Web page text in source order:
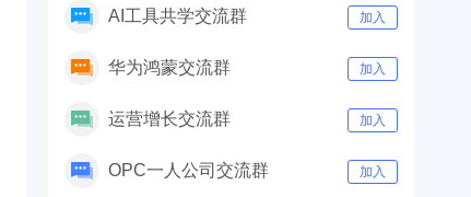
AI工具共学交流群 加入
华为鸿蒙交流群 加入
运营增长交流群 加入
OPC一人公司交流群 加入